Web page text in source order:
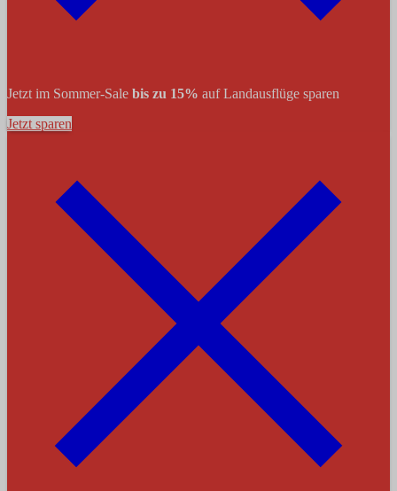
Jetzt im Sommer-Sale bis zu 15% auf Landausflüge sparen
Jetzt sparen